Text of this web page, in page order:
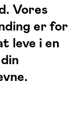
Vores
er for
leve i en